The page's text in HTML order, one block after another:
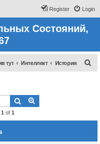
Login
Register
Состояний,
тут Интеллект История
h
Search
1 of 1